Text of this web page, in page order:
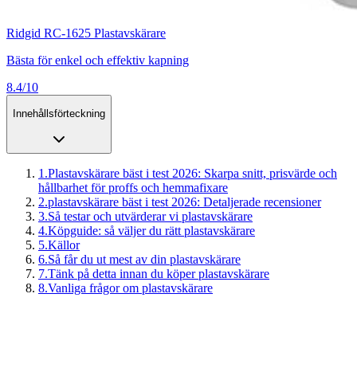
Ridgid RC-1625 Plastavskärare
Bästa för enkel och effektiv kapning
8.4/10
Innehållsförteckning
1 .Plastavskärare bäst i test 2026: Skarpa snitt, prisvärde och
hållbarhet för proffs och hemmafixare
2.plastavskärare bäst i test 2026: Detaljerade recensioner
3.Så testar och utvärderar vi plastavskärare
4.Köpguide: så väljer du rätt plastavskärare
5.Källor
6.Så får du ut mest av din plastavskärare
7.Tänk på detta innan du köper plastavskärare
8.Vanliga frågor om plastavskärare